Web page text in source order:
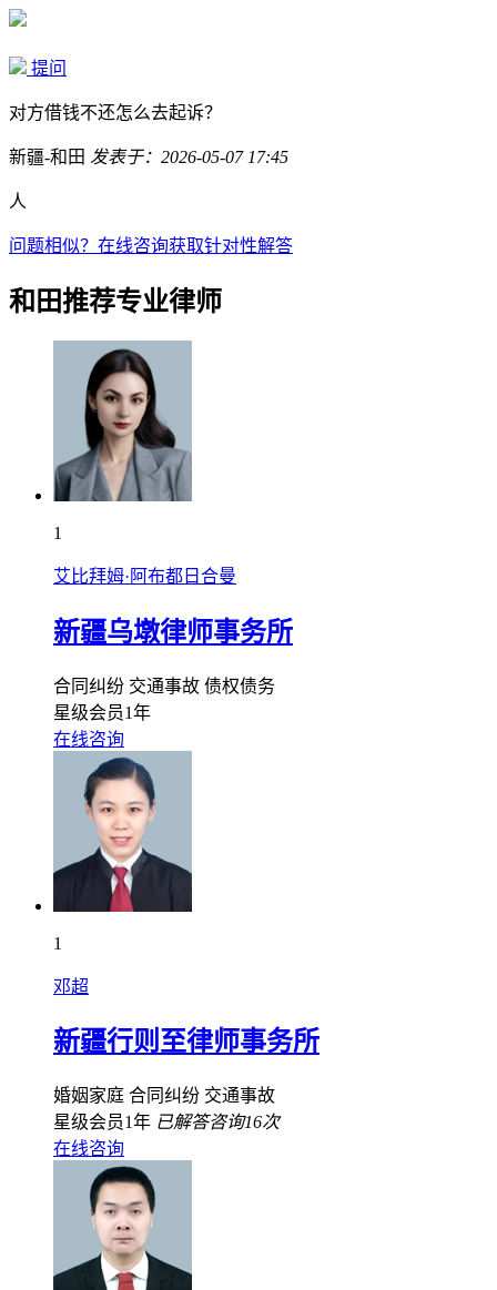
提问
对方借钱不还怎么去起诉？
新疆-和田 发表于：2026-05-07 17:45
人
问题相似？ 在线咨询获取针对性解答
和田推荐专业律师
1
艾比拜姆·阿布都日合曼
新疆乌墩律师事务所
合同纠纷 交通事故 债权债务
星级会员1年
在线咨询
1
邓超
新疆行则至律师事务所
婚姻家庭 合同纠纷 交通事故
星级会员1年 已解答咨询16次
在线咨询